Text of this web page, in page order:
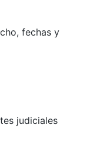
fechas y
judiciales